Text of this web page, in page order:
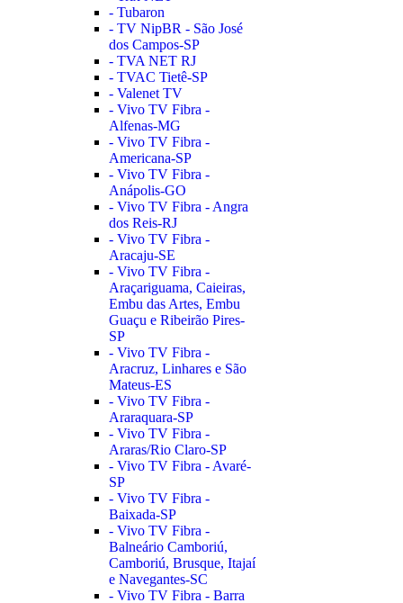
- Tubaron
- TV NipBR - São José
dos Campos-SP
- TVA NET RJ
- TVAC Tietê-SP
- Valenet TV
- Vivo TV Fibra -
Alfenas-MG
- Vivo TV Fibra -
Americana-SP
- Vivo TV Fibra -
Anápolis-GO
- Vivo TV Fibra - Angra
dos Reis-RJ
- Vivo TV Fibra -
Aracaju-SE
- Vivo TV Fibra -
Araçariguama, Caieiras,
Embu das Artes, Embu
Guaçu e Ribeirão Pires-
SP
- Vivo TV Fibra -
Aracruz, Linhares e São
Mateus-ES
- Vivo TV Fibra -
Araraquara-SP
- Vivo TV Fibra -
Araras/Rio Claro-SP
- Vivo TV Fibra - Avaré-
SP
- Vivo TV Fibra -
Baixada-SP
- Vivo TV Fibra -
Balneário Camboriú,
Camboriú, Brusque, Itajaí
e Navegantes-SC
- Vivo TV Fibra - Barra